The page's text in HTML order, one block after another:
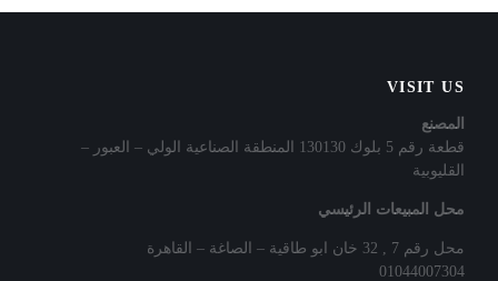
VISIT US
المصنع
قطعة رقم 5 بلوك 130130 المنطقة الصناعية الولي – العبور –
القليوبية
محل المبيعات الرئيسي
محل رقم 7 , 32 خان ابو طاقية – الصاغة – القاهرة
01044007304